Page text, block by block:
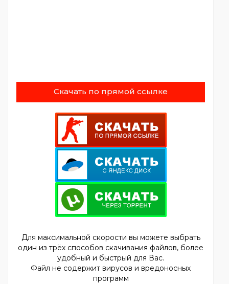
Скачать по прямой ссылке
Для максимальной скорости вы можете выбрать
один из трёх способов скачивания файлов, более
удобный и быстрый для Вас.
Файл не содержит вирусов и вредоносных
программ